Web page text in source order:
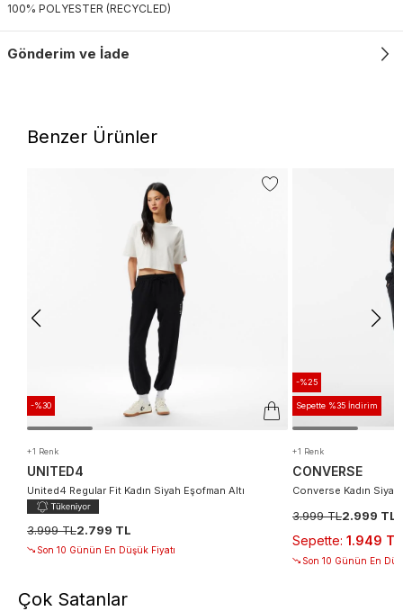
100% POLYESTER (RECYCLED)
Gönderim ve İade
Benzer Ürünler
-%30
+1 Renk
UNITED4
United4 Regular Fit Kadın Siyah Eşofman Altı
3.999 TL2.799 TL
Son 10 Günün En Düşük Fiyatı
-%25
Sepette %35 İndirim
+1 Renk
CONVERSE
Converse Kadın Siyah
3.999 TL2.999 TL
Sepette: 1.949 TL
Son 10 Günün En
Çok Satanlar